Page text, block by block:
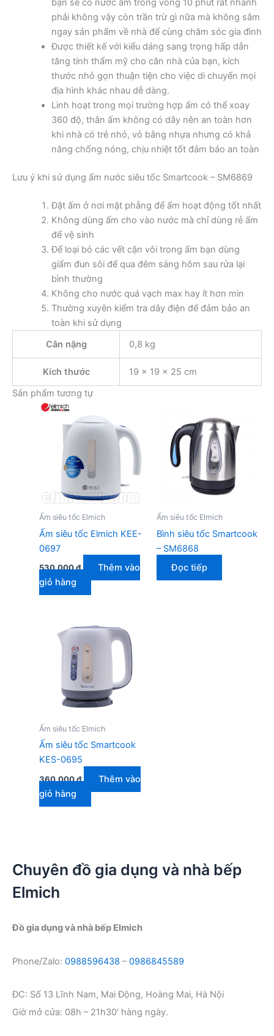
bạn sẽ có nước ấm trong vòng 10 phút rất nhanh
phải không vậy còn trần trừ gì nữa mà không sắm
ngay sản phẩm về nhà để cùng chăm sóc gia đình
Được thiết kế với kiểu dáng sang trọng hấp dẫn
tăng tính thẩm mỹ cho căn nhà của bạn, kích
thước nhỏ gọn thuận tiện cho việc di chuyển mọi
địa hình khác nhau dễ dàng.
Linh hoạt trong mọi trường hợp ấm có thể xoay
360 độ, thân ấm không có dây nên an toàn hơn
khi nhà có trẻ nhỏ, vỏ bằng nhựa nhưng có khả
năng chống nóng, chịu nhiệt tốt đảm bảo an toàn
Lưu ý khi sử dụng ấm nước siêu tốc Smartcook – SM6869
Đặt ấm ở nơi mặt phẳng để ấm hoạt động tốt nhất
Không dùng ấm cho vào nước mà chỉ dùng rẻ ấm
để vệ sinh
Để loại bỏ các vết cặn vôi trong ấm bạn dùng
giấm đun sôi để qua đêm sáng hôm sau rửa lại
bình thường
Không cho nước quá vạch max hay ít hơn min
Thường xuyên kiểm tra dây điện để đảm bảo an
toàn khi sử dụng
Cân nặng
0,8 kg
Kích thước
19 × 19 × 25 cm
Sản phẩm tương tự
Ấm siêu tốc Elmich
Ấm siêu tốc Elmich KEE-
0697
530.000₫
Thêm vào
giỏ hàng
Ấm siêu tốc Elmich
Bình siêu tốc Smartcook
– SM6868
Đọc tiếp
Ấm siêu tốc Elmich
Ấm siêu tốc Smartcook
KES-0695
360.000₫
Thêm vào
giỏ hàng
Chuyên đồ gia dụng và nhà bếp
Elmich
Đồ gia dụng và nhà bếp Elmich
Phone/Zalo: 0988596438 –0986845589
ĐC: Số 13 Lĩnh Nam, Mai Động, Hoàng Mai, Hà Nội
Giờ mở cửa: 08h – 21h30′ hàng ngày.